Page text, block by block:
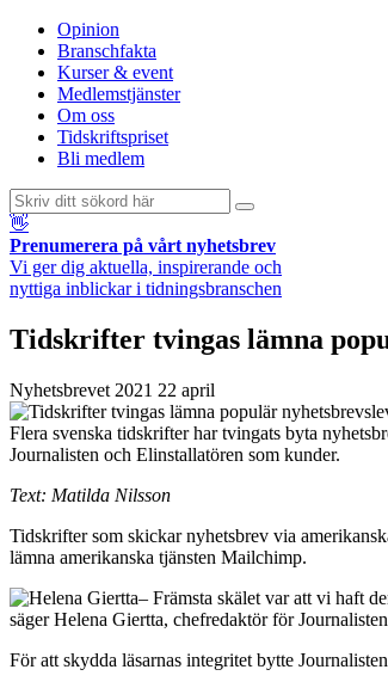
Opinion
Branschfakta
Kurser & event
Medlemstjänster
Om oss
Tidskriftspriset
Bli medlem
👋
Prenumerera på vårt nyhetsbrev
Vi ger dig aktuella, inspirerande och
nyttiga inblickar i tidningsbranschen
Tidskrifter tvingas lämna
Nyhetsbrevet 2021 22 april
Flera svenska tidskrifter har tvingats byta
Journalisten och Elinstallatören som kunder.
Text: Matilda Nilsson
Tidskrifter som skickar nyhetsbrev via
lämna amerikanska tjänsten Mailchimp.
– Främsta skälet var att vi haft
säger Helena Giertta, chefredaktör för
För att skydda läsarnas integritet bytte